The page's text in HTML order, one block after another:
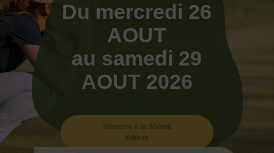
Du mercredi 26
AOUT
au samedi 29
AOUT 2026
S'inscrire à la 35ème
Edition